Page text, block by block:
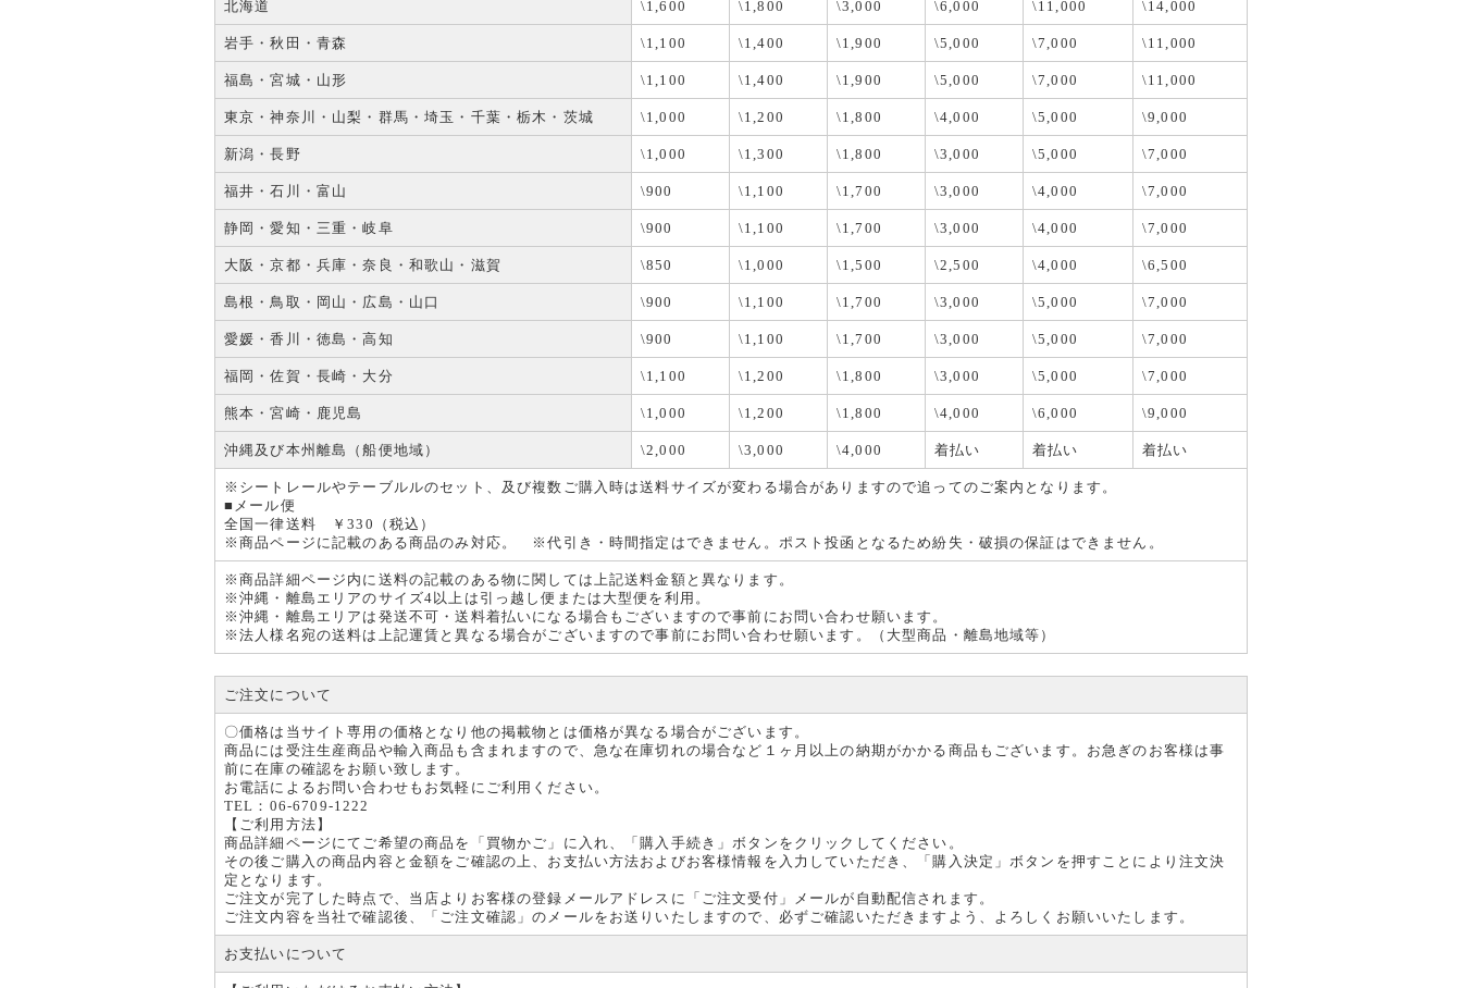
大変長らくご迷惑をおかけしました。
当店ショップサイトのメンテナンスが完了いたしました。
引き続き今後ともご愛顧のほどよろしくお願いいたします。
VERONA コンソールトレー スズキ スペーシア・スペーシアカスタム
MK94S/MK54S用 新発売
運転席から手の届く範囲にちょっとした小物などを置けるコンソールトレーが新発売。ドリ
ンクホルダーも2ケ装備しより快適な車内空間に。
2024年12月10日
とさせていただきます。
します。
ホンダ N-VAN用トランスポートマット新発売
バイクや自転車のトランポ活用にしっかりとしたラバー素材のトランスポートマット。縁取
りを16色から選べるオーバーロック処理とすることで機能性にファッション性をプラス
2024年11月07日
VERONAシートカバー ホンダ N-VAN JJ1/2用発売開始
VERONAシートカバー スズキ スペーシア MK94S用発売開始
新型スペーシアMK94S用VERONAレザーシートカバーとVERONA PVCシートカバーが新
発売
2024年08月07日
夏季休業日のお知らせ
2024年8月13日(火)～年8月15日(木)は休業日となります。休業日期間中のお問い合わせ、ご
ご不便をお掛け致しますがよろしくお願いいたします。
2024年03月15日
VERONA(ヴェローナ)フロントテーブル 新型スペーシア&カスタム追加
2024年03月01日
補強パーツ関連商品のお届け予定に関して
工場移転に伴いストラットタワーバー他の補強パーツ関連商品の納期が4月下旬以降(注文順)
2023年12月26日
北海道 \1,600 \1,800 \3,000 \6,000 \11,000 \14,000
岩手・秋田・青森 \1,100 \1,400 \1,900 \5,000 \7,000 \11,000
福島・宮城・山形 \1,100 \1,400 \1,900 \5,000 \7,000 \11,000
東京・神奈川・山梨・群馬・埼玉・千葉・栃木・茨城 \1,000 \1,200 \1,800 \4,000 \5,000 \9,000
新潟・長野 \1,000 \1,300 \1,800 \3,000 \5,000 \7,000
福井・石川・富山 \900 \1,100 \1,700 \3,000 \4,000 \7,000
静岡・愛知・三重・岐阜 \900 \1,100 \1,700 \3,000 \4,000 \7,000
大阪・京都・兵庫・奈良・和歌山・滋賀 \850 \1,000 \1,500 \2,500 \4,000 \6,500
島根・鳥取・岡山・広島・山口 \900 \1,100 \1,700 \3,000 \5,000 \7,000
愛媛・香川・徳島・高知 \900 \1,100 \1,700 \3,000 \5,000 \7,000
福岡・佐賀・長崎・大分 \1,100 \1,200 \1,800 \3,000 \5,000 \7,000
熊本・宮崎・鹿児島 \1,000 \1,200 \1,800 \4,000 \6,000 \9,000
沖縄及び本州離島（船便地域） \2,000 \3,000 \4,000 着払い 着払い 着払い
※シートレールやテーブルルのセット、及び複数ご購入時は送料サイズが変わる場合がありますので追ってのご案内となります。
■メール便
全国一律送料 ￥330（税込）
※商品ページに記載のある商品のみ対応。 ※代引き・時間指定はできません。ポスト投函となるため紛失・破損の保証はできません。
※商品詳細ページ内に送料の記載のある物に関しては上記送料金額と異なります。
※沖縄・離島エリアのサイズ4以上は引っ越し便または大型便を利用。
※沖縄・離島エリアは発送不可・送料着払いになる場合もございますので事前にお問い合わせ願います。
※法人様名宛の送料は上記運賃と異なる場合がございますので事前にお問い合わせ願います。（大型商品・離島地域等）
ご注文について
〇価格は当サイト専用の価格となり他の掲載物とは価格が異なる場合がございます。
商品には受注生産商品や輸入商品も含まれますので、急な在庫切れの場合など１ヶ月以上の納期がかかる商品もございます。お急ぎのお客様は事
前に在庫の確認をお願い致します。
お電話によるお問い合わせもお気軽にご利用ください。
TEL：06-6709-1222
【ご利用方法】
商品詳細ページにてご希望の商品を「買物かご」に入れ、「購入手続き」ボタンをクリックしてください。
その後ご購入の商品内容と金額をご確認の上、お支払い方法およびお客様情報を入力していただき、「購入決定」ボタンを押すことにより注文決
定となります。
ご注文が完了した時点で、当店よりお客様の登録メールアドレスに「ご注文受付」メールが自動配信されます。
ご注文内容を当社で確認後、「ご注文確認」のメールをお送りいたしますので、必ずご確認いただきますよう、よろしくお願いいたします。
お支払いについて